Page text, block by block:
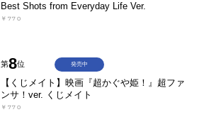
Best Shots from Everyday Life Ver.
￥770
第8位
【くじメイト】映画『超かぐや姫！』超ファ
ンサ！ver. くじメイト
￥770
発売中